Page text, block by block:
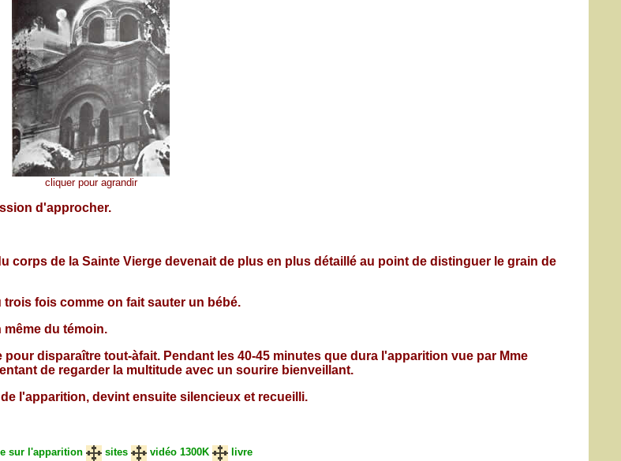
cliquer pour agrandir
d'approcher.
corps de la Sainte Vierge devenait de plus en plus détaillé au point de distinguer le grain de
fois comme on fait sauter un bébé.
du témoin.
disparaître tout-àfait. Pendant les 40-45 minutes que dura l'apparition vue par Mme
de regarder la multitude avec un sourire bienveillant.
l'apparition, devint ensuite silencieux et recueilli.
sur l'apparition sites vidéo 1300K livre